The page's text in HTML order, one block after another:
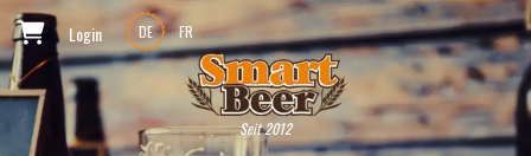
Login DE FR
Seit 2012